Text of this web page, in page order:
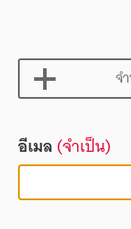
จ
อีเมล(จำเป็น)